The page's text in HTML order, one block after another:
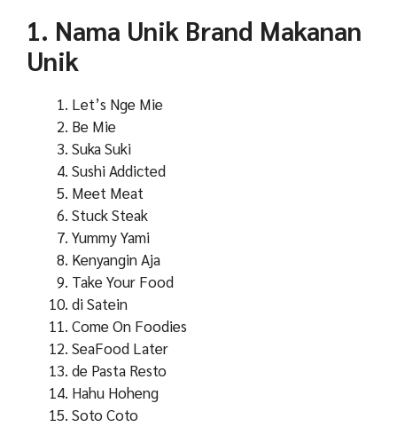
1. Nama Unik Brand Makanan
Unik
Let’s Nge Mie
Be Mie
Suka Suki
Sushi Addicted
Meet Meat
Stuck Steak
Yummy Yami
Kenyangin Aja
Take Your Food
di Satein
Come On Foodies
SeaFood Later
de Pasta Resto
Hahu Hoheng
Soto Coto